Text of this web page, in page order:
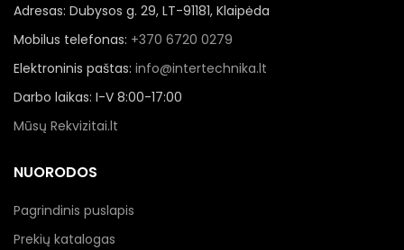
Adresas: Dubysos g. 29, LT-91181, Klaipėda
Mobilus telefonas: +370 6720 0279
Elektroninis paštas: info@intertechnika.lt
Darbo laikas: I-V 8:00-17:00
Mūsų Rekvizitai.lt
NUORODOS
Pagrindinis puslapis
Prekių katalogas